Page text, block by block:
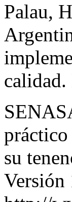
Palau,
práctico
su
Versión